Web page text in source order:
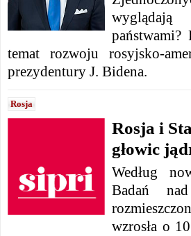
państwami?
temat rozwoju rosyjsko-
prezydentury J. Bidena.
Rosja
Rosja i
głowic
Według
Badań
wzrosła o